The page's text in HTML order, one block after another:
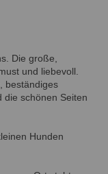
Die große,
und liebevoll.
beständiges
die schönen Seiten
Hunden